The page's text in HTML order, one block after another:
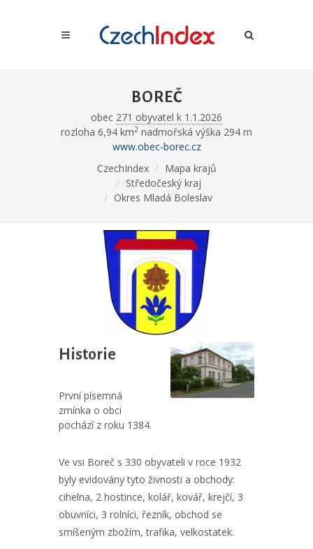
BOREČ
obec 271 obyvatel k 1.1.2026
rozloha 6,94 km2 nadmořská výška 294 m
www.obec-borec.cz
CzechIndex
Mapa krajů
Středočeský kraj
Okres Mladá Boleslav
Historie
První písemná
zmínka o obci
pochází z roku 1384.
Ve vsi Boreč s 330 obyvateli v roce 1932
byly evidovány tyto živnosti a obchody:
cihelna, 2 hostince, kolář, kovář, krejčí, 3
obuvníci, 3 rolníci, řezník, obchod se
smíšeným zbožím, trafika, velkostatek.